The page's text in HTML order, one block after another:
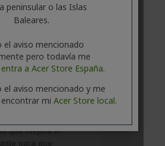
peninsular o las Islas
Baleares.
el aviso mencionado
pero todavía me
entra a Acer Store España.
el aviso mencionado y me
mi Acer Store local.